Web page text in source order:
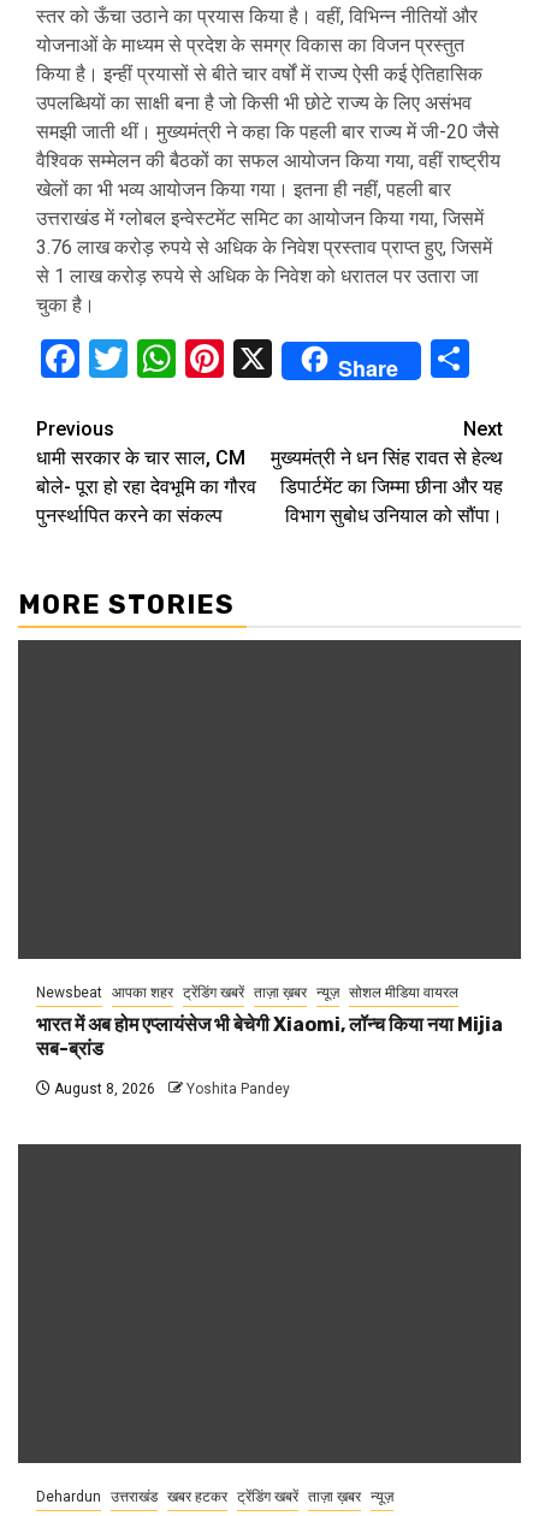
स्तर को ऊँचा उठाने का प्रयास किया है। वहीं, विभिन्न नीतियों और
योजनाओं के माध्यम से प्रदेश के समग्र विकास का विजन प्रस्तुत
किया है। इन्हीं प्रयासों से बीते चार वर्षों में राज्य ऐसी कई ऐतिहासिक
उपलब्धियों का साक्षी बना है जो किसी भी छोटे राज्य के लिए असंभव
समझी जाती थीं। मुख्यमंत्री ने कहा कि पहली बार राज्य में जी-20 जैसे
वैश्विक सम्मेलन की बैठकों का सफल आयोजन किया गया, वहीं राष्ट्रीय
खेलों का भी भव्य आयोजन किया गया। इतना ही नहीं, पहली बार
उत्तराखंड में ग्लोबल इन्वेस्टमेंट समिट का आयोजन किया गया, जिसमें
3.76 लाख करोड़ रुपये से अधिक के निवेश प्रस्ताव प्राप्त हुए, जिसमें
से 1 लाख करोड़ रुपये से अधिक के निवेश को धरातल पर उतारा जा
चुका है।
Facebook
Twitter
WhatsApp
Pinterest
X Share
Continue
Reading
Previous
धामी सरकार के चार साल, CM
बोले- पूरा हो रहा देवभूमि का गौरव
पुनर्स्थापित करने का संकल्प
Next
मुख्यमंत्री ने धन सिंह रावत से हेल्थ
डिपार्टमेंट का जिम्मा छीना और यह
विभाग सुबोध उनियाल को सौंपा।
MORE STORIES
Newsbeat आपका शहर ट्रेंडिंग खबरें ताज़ा ख़बर न्यूज़ सोशल मीडिया वायरल
भारत में अब होम एप्लायंसेज भी बेचेगी Xiaomi, लॉन्च किया नया Mijia
सब-ब्रांड
August 8, 2026 Yoshita Pandey
Dehardun उत्तराखंड खबर हटकर ट्रेंडिंग खबरें ताज़ा ख़बर न्यूज़